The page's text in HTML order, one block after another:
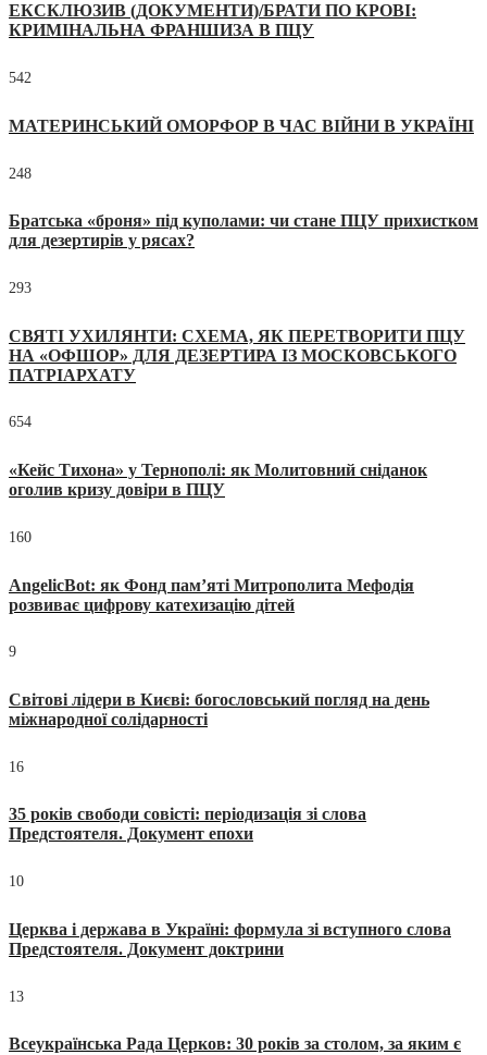
ЕКСКЛЮЗИВ (ДОКУМЕНТИ)/БРАТИ ПО КРОВІ:
КРИМІНАЛЬНА ФРАНШИЗА В ПЦУ
542
МАТЕРИНСЬКИЙ ОМОРФОР В ЧАС ВІЙНИ В УКРАЇНІ
248
Братська «броня» під куполами: чи стане ПЦУ прихистком
для дезертирів у рясах?
293
СВЯТІ УХИЛЯНТИ: СХЕМА, ЯК ПЕРЕТВОРИТИ ПЦУ
НА «ОФШОР» ДЛЯ ДЕЗЕРТИРА ІЗ МОСКОВСЬКОГО
ПАТРІАРХАТУ
654
«Кейс Тихона» у Тернополі: як Молитовний сніданок
оголив кризу довіри в ПЦУ
160
AngelicBot: як Фонд пам’яті Митрополита Мефодія
розвиває цифрову катехизацію дітей
9
Світові лідери в Києві: богословський погляд на день
міжнародної солідарності
16
35 років свободи совісті: періодизація зі слова
Предстоятеля. Документ епохи
10
Церква і держава в Україні: формула зі вступного слова
Предстоятеля. Документ доктрини
13
Всеукраїнська Рада Церков: 30 років за столом, за яким є